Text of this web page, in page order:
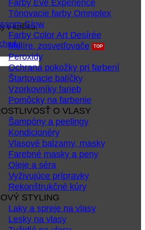
v košíku.
Farby Eve Experience
Tónovacie farby Omniplex
Glow
Farby Color Art Desírée
Melíre, zosvetľovače
Peroxidy
Ochrana pokožky pri farbení
Štartovacie balíčky
Vzorkovníky farieb
Pomôcky na farbenie
O VLASY
Šampóny a peelingy
Kondicionéry
Vlasové balzamy, masky
Farebné masky a peny
Oleje a séra
Vyživujúce prípravky
Rekonštrukčné kúry
STYLING
Laky a spreje na vlasy
Lesky na vlasy